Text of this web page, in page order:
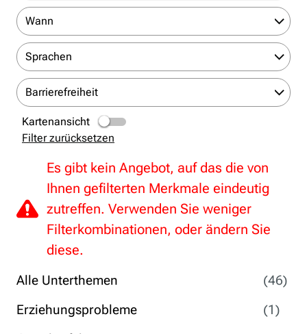
Alle Unterthemen
(46)
Erziehungsprobleme
(1)
Wann
Sprachen
Barrierefreiheit
Kartenansicht
Filter zurücksetzen
Es gibt kein Angebot, auf das die von
Ihnen gefilterten Merkmale eindeutig
zutreffen. Verwenden Sie weniger
Filterkombinationen, oder ändern Sie
diese.